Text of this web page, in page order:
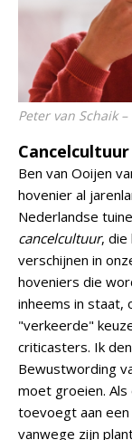
Peter van Schaik
Cancelcultuur
Ben van Ooijen
hovenier al
Nederlandse
cancelcultuur, die
verschijnen in
hoveniers die
inheems in staat,
"verkeerde"
criticasters. Ik
Bewustwording
moet groeien.
toevoegt aan
vanwege zijn